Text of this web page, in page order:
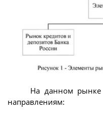
На данном рынке
направлениям: